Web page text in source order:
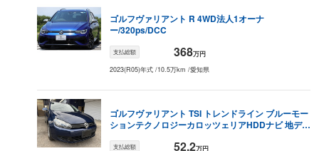
ゴルフヴァリアント R 4WD法人1オーナ
ー/320ps/DCC
支払総額 368万円
2023(R05)年式 /10.5万km /愛知県
ゴルフヴァリアント TSI トレンドライン ブルーモー
ションテクノロジーカロッツェリアHDDナビ 地デジ
支払総額 52.2万円